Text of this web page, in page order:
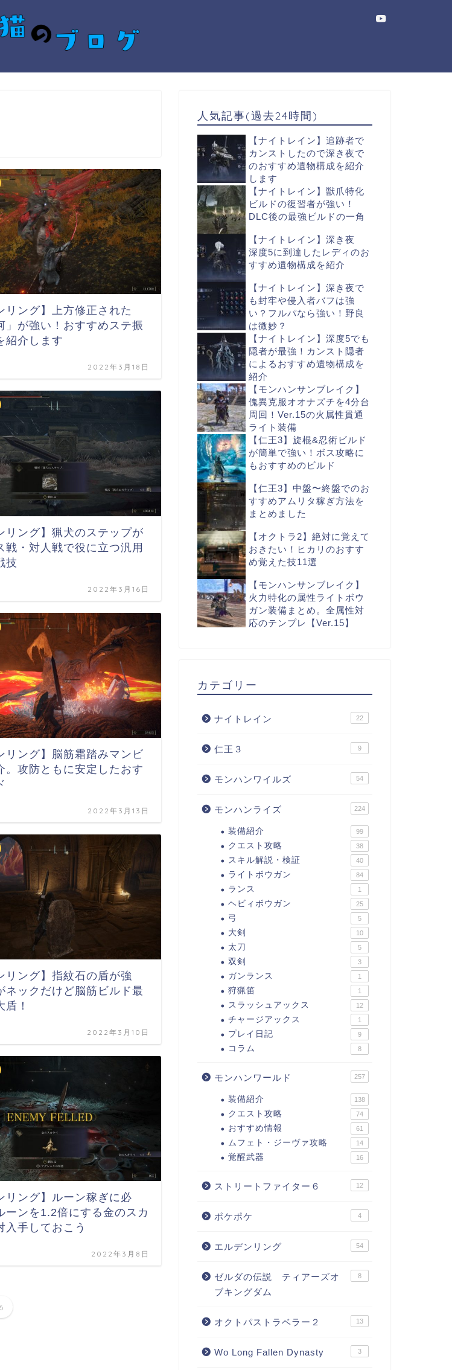
リング】上方修正された
」が強い！おすすめステ振
紹介します
2022年3月18日
リング】猟犬のステップが
戦・対人戦で役に立つ汎用
技
2022年3月16日
リング】脳筋霜踏みマンビ
。攻防ともに安定したおす
2022年3月13日
リング】指紋石の盾が強
ネックだけど脳筋ビルド最
！
2022年3月10日
リング】ルーン稼ぎに必
ーンを1.2倍にする金のスカ
入手しておこう
2022年3月8日
6
人気記事(過去24時間)
【ナイトレイン】追跡者で
カンストしたので深き夜で
のおすすめ遺物構成を紹介
します
【ナイトレイン】獣爪特化
ビルドの復習者が強い！
DLC後の最強ビルドの一角
【ナイトレイン】深き夜
深度5に到達したレディのお
すすめ遺物構成を紹介
【ナイトレイン】深き夜で
も封牢や侵入者バフは強
い？フルパなら強い！野良
は微妙？
【ナイトレイン】深度5でも
隠者が最強！カンスト隠者
によるおすすめ遺物構成を
紹介
【モンハンサンブレイク】
傀異克服オオナズチを4分台
周回！Ver.15の火属性貫通
ライト装備
【仁王3】旋棍&忍術ビルド
が簡単で強い！ボス攻略に
もおすすめのビルド
【仁王3】中盤〜終盤でのお
すすめアムリタ稼ぎ方法を
まとめました
【オクトラ2】絶対に覚えて
おきたい！ヒカリのおすす
め覚えた技11選
【モンハンサンブレイク】
火力特化の属性ライトボウ
ガン装備まとめ。全属性対
応のテンプレ【Ver.15】
カテゴリー
ナイトレイン 22
仁王３ 9
モンハンワイルズ 54
モンハンライズ 224
装備紹介 99
クエスト攻略 38
スキル解説・検証 40
ライトボウガン 84
ランス 1
ヘビィボウガン 25
弓 5
大剣 10
太刀 5
双剣 3
ガンランス 1
狩猟笛 1
スラッシュアックス 12
チャージアックス 1
プレイ日記 9
コラム 8
モンハンワールド 257
装備紹介 138
クエスト攻略 74
おすすめ情報 61
ムフェト・ジーヴァ攻略 14
覚醒武器 16
ストリートファイター６ 12
ポケポケ 4
エルデンリング 54
ゼルダの伝説 ティアーズオ
ブキングダム
8
オクトパストラベラー２ 13
Wo Long Fallen Dynasty 3